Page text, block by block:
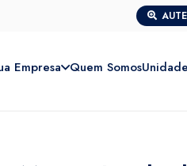
Empresa Quem Somos